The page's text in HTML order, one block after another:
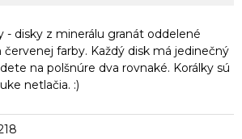
- disky z minerálu granát oddelené
farby. Každý disk má jedinečný
na polšnúre dva rovnaké. Korálky sú
netlačia. :)